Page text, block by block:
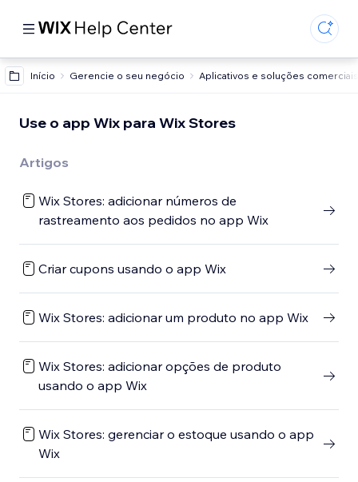
Início Gerencie o seu negócio Aplicativos e soluções comerciais
Use o app Wix para Wix Stores
Artigos
Wix Stores: adicionar números de
rastreamento aos pedidos no app Wix
Criar cupons usando o app Wix
Wix Stores: adicionar um produto no app Wix
Wix Stores: adicionar opções de produto
usando o app Wix
Wix Stores: gerenciar o estoque usando o app
Wix